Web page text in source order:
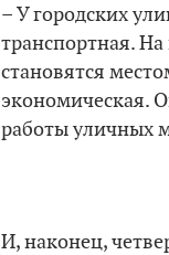
–У городских
транспортная.
становятся
экономическая.
работы уличных
И, наконец,